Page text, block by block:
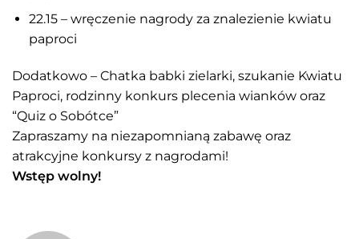
22.15 – wręczenie nagrody za znalezienie kwiatu
paproci
Dodatkowo – Chatka babki zielarki, szukanie Kwiatu
Paproci, rodzinny konkurs plecenia wianków oraz
“Quiz o Sobótce”
Zapraszamy na niezapomnianą zabawę oraz
atrakcyjne konkursy z nagrodami!
Wstęp wolny!